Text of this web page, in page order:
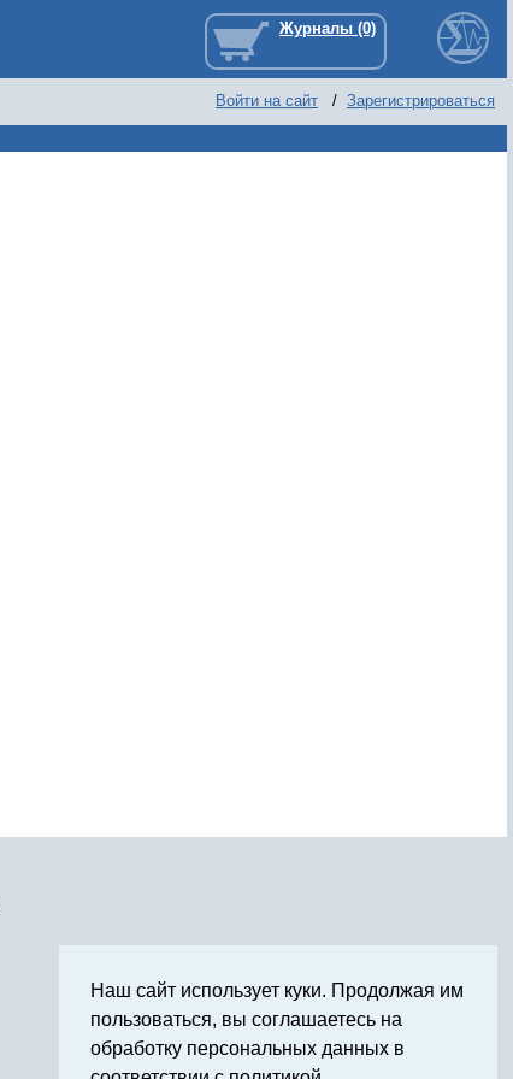
Войти на сайт / Зарегистрироваться
Наш сайт использует куки. Продолжая им
пользоваться, вы соглашаетесь на
обработку персональных данных в